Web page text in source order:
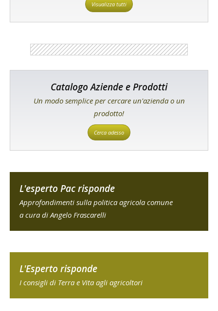
Visualizza tutti
Catalogo Aziende e Prodotti
Un modo semplice per cercare un'azienda o un
prodotto!
Cerca adesso
L'esperto Pac risponde
Approfondimenti sulla politica agricola comune
a cura di Angelo Frascarelli
L'Esperto risponde
I consigli di Terra e Vita agli agricoltori